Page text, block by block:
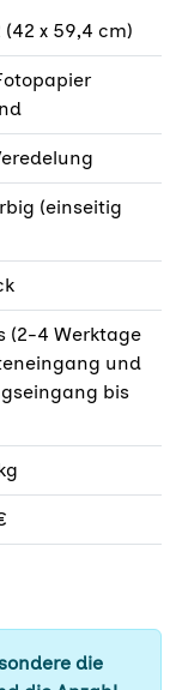
(42 x 59,4 cm)
(einseitig
(2-4 Werktage
und
bis
die